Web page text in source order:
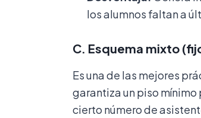
los alumnos faltan a
C. Esquema mixto
Es una de las mejores
garantiza un piso
cierto número de